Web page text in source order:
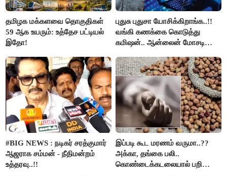
தமிழக மக்களவை தொகுதிகள்
59 ஆக உயரும்: உத்தேச பட்டியல்
இதோ!
புதுசு புதுசா யோசிக்கிறாங்க..!!
வங்கி கணக்கை கொடுத்து
கமிஷன்.. ஆன்லைன் மோசடி
கைது..!!
#BIG NEWS : நடிகர் சரத்குமார்
ஆஜராக சம்மன் - நீதிமன்றம்
உத்தரவு..!!
இப்படி கூட மரணம் வருமா..??
அக்கா, தங்கை பலி..
கொண்டைக்கடலையால் பறிபோன